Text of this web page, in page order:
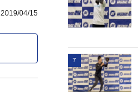
2019/04/15
7